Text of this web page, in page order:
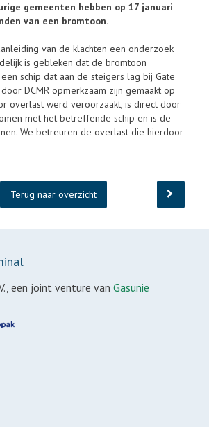
gemeenten hebben op 17 januari
van een bromtoon.
van de klachten een onderzoek
is gebleken dat de bromtoon
schip dat aan de steigers lag bij Gate
DCMR opmerkzaam zijn gemaakt op
overlast werd veroorzaakt, is direct door
met het betreffende schip en is de
We betreuren de overlast die hierdoor
Terug naar overzicht
een joint venture van Gasunie